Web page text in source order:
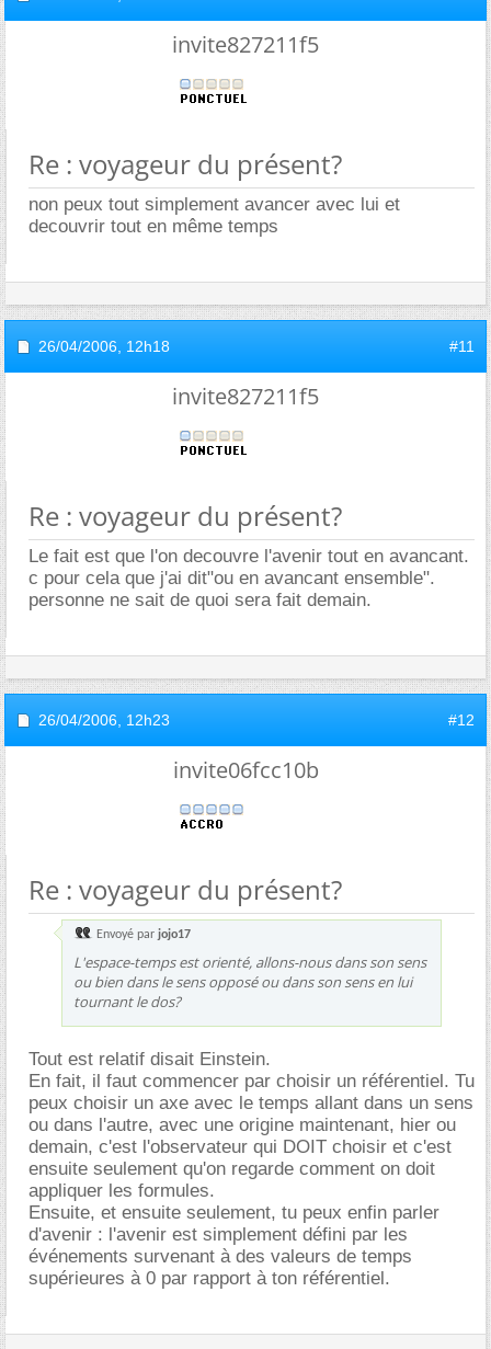
invite827211f5
Re : voyageur du présent?
non peux tout simplement avancer avec lui et
decouvrir tout en même temps
26/04/2006, 12h18 #11
invite827211f5
Re : voyageur du présent?
Le fait est que l'on decouvre l'avenir tout en avancant.
c pour cela que j'ai dit"ou en avancant ensemble".
personne ne sait de quoi sera fait demain.
26/04/2006, 12h23 #12
invite06fcc10b
Re : voyageur du présent?
Envoyé par jojo17
L'espace-temps est orienté, allons-nous dans son sens
ou bien dans le sens opposé ou dans son sens en lui
tournant le dos?
Tout est relatif disait Einstein.
En fait, il faut commencer par choisir un référentiel. Tu
peux choisir un axe avec le temps allant dans un sens
ou dans l'autre, avec une origine maintenant, hier ou
demain, c'est l'observateur qui DOIT choisir et c'est
ensuite seulement qu'on regarde comment on doit
appliquer les formules.
Ensuite, et ensuite seulement, tu peux enfin parler
d'avenir : l'avenir est simplement défini par les
événements survenant à des valeurs de temps
supérieures à 0 par rapport à ton référentiel.